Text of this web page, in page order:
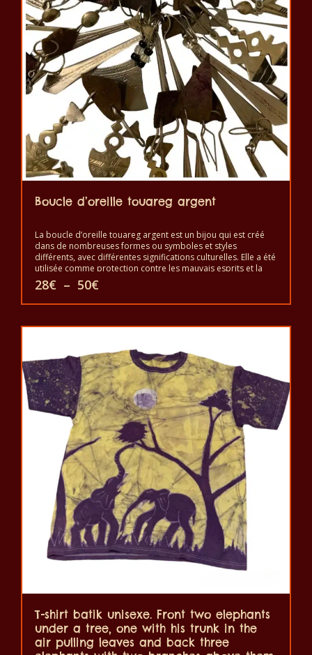
Boucle d’oreille touareg argent
La boucle d’oreille touareg argent est un bijou qui est créé
dans de nombreuses formes ou symboles et styles
différents, avec différentes significations culturelles. Elle a été
utilisée comme protection contre les mauvais esprits et la
malchance ou pour une bonne santé, le bonheur et la
prospérité. Elle est un symbole d’indépendance et de liberté
et un signe de bon statut, mais aussi comme protection
pour montrer la beauté et le pouvoir.
28€ – 50€Plage
prix :
28€
50€
a
plusieurs
variations.
options
peuvent
choisies
produit
T-shirt batik unisexe. Front two elephants
under a tree, one with his trunk in the
air pulling leaves and back three